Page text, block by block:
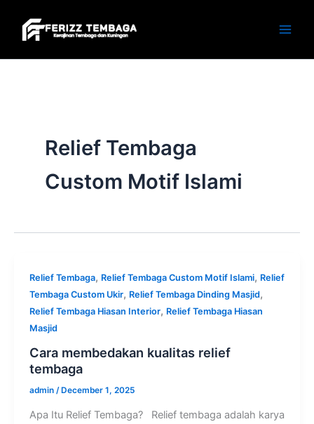
content
Relief Tembaga
Custom Motif Islami
Relief Tembaga, Relief Tembaga Custom Motif Islami, Relief
Tembaga Custom Ukir, Relief Tembaga Dinding Masjid,
Relief Tembaga Hiasan Interior, Relief Tembaga Hiasan
Masjid
Cara membedakan kualitas relief
tembaga
admin /December 1, 2025
Apa Itu Relief Tembaga? Relief tembaga adalah karya